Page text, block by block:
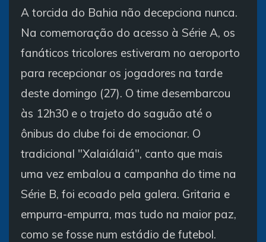
A torcida do Bahia não decepciona nunca.
Na comemoração do acesso à Série A, os
fanáticos tricolores estiveram no aeroporto
para recepcionar os jogadores na tarde
deste domingo (27). O time desembarcou
às 12h30 e o trajeto do saguão até o
ônibus do clube foi de emocionar. O
tradicional "Xalaiálaiá", canto que mais
uma vez embalou a campanha do time na
Série B, foi ecoado pela galera. Gritaria e
empurra-empurra, mas tudo na maior paz,
como se fosse num estádio de futebol.